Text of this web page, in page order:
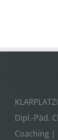
Dipl.-Päd.
Coaching |